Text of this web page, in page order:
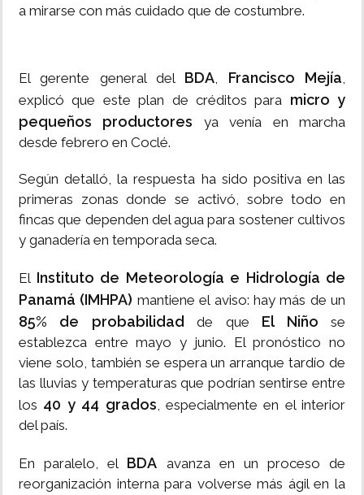
a mirarse con más cuidado que de costumbre.
El gerente general del BDA, Francisco Mejía,
explicó que este plan de créditos para micro y
pequeños productores ya venía en marcha
desde febrero en Coclé.
Según detalló, la respuesta ha sido positiva en las
primeras zonas donde se activó, sobre todo en
fincas que dependen del agua para sostener cultivos
y ganadería en temporada seca.
El Instituto de Meteorología e Hidrología de
Panamá (IMHPA) mantiene el aviso: hay más de un
85% de probabilidad de que El Niño se
establezca entre mayo y junio. El pronóstico no
viene solo, también se espera un arranque tardío de
las lluvias y temperaturas que podrían sentirse entre
los 40 y 44 grados, especialmente en el interior
del país.
En paralelo, el BDA avanza en un proceso de
reorganización interna para volverse más ágil en la